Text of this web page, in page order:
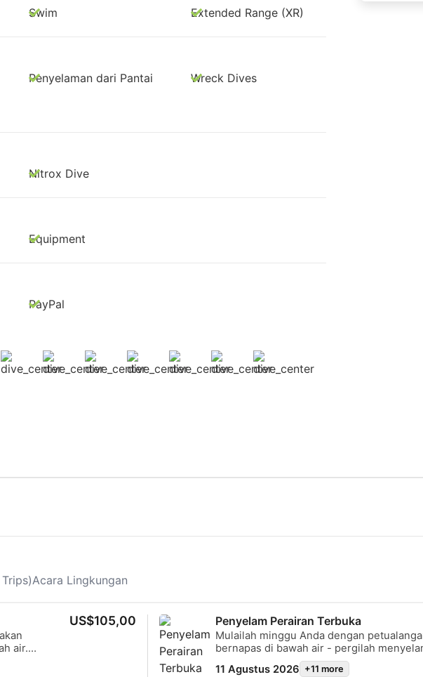
Swim Extended Range (XR)
Penyelaman dari Pantai Wreck Dives
Nitrox Dive
Equipment
PayPal
Acara Lingkungan
air.
di
US$105,00 Penyelam Perairan Terbuka
Mulailah minggu Anda dengan petualangan
bernapas di bawah air - pergilah menyelam! Apakah
hanya ingin "mencobanya" (Try Dive)
pertama Anda (OWD) - di sini Anda akan
11 Agustus 2026 +11 more